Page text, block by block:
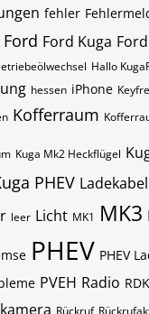
fehler
Ford Ford Kuga
Hallo
hessen iPhone
Kofferraum
Kuga Mk2 Heckflügel
PHEV Ladekabel
leer Licht MK1 MK3
PHEV PHEV
PVEH Radio
Rückruf